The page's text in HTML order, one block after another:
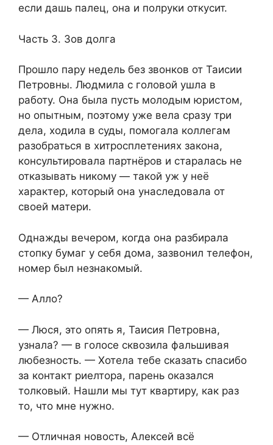
если дашь палец, она и полруки откусит.
Часть 3. Зов долга
Прошло пару недель без звонков от Таисии
Петровны. Людмила с головой ушла в
работу. Она была пусть молодым юристом,
но опытным, поэтому уже вела сразу три
дела, ходила в суды, помогала коллегам
разобраться в хитросплетениях закона,
консультировала партнёров и старалась не
отказывать никому — такой уж у неё
характер, который она унаследовала от
своей матери.
Однажды вечером, когда она разбирала
стопку бумаг у себя дома, зазвонил телефон,
номер был незнакомый.
— Алло?
— Люся, это опять я, Таисия Петровна,
узнала? — в голосе сквозила фальшивая
любезность. — Хотела тебе сказать спасибо
за контакт риелтора, парень оказался
толковый. Нашли мы тут квартиру, как раз
то, что мне нужно.
— Отличная новость, Алексей всё